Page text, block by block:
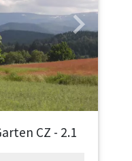
Next
CZ - 2.1